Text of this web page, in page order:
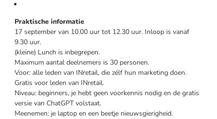
Praktische informatie
17 september van 10.00 uur tot 12.30 uur. Inloop is vanaf
9.30 uur.
(kleine) Lunch is inbegrepen.
Maximum aantal deelnemers is 30 personen.
Voor: alle leden van INretail, die zélf hun marketing doen.
Gratis voor leden van INretail.
Niveau: beginners, je hebt geen voorkennis nodig en de gratis
versie van ChatGPT volstaat.
Meenemen: je laptop en een beetje nieuwsgierigheid.